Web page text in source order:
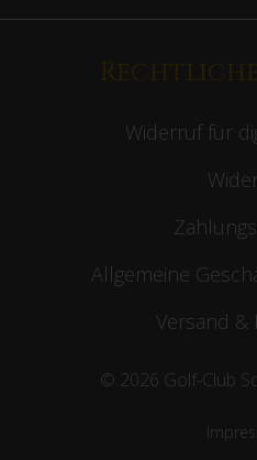
Widerruf für
Allgemeine
Versand &
© 2026 Golf-Club